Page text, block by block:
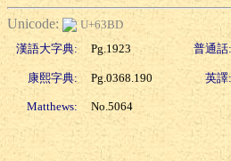
Unicode:
U+63BD
漢語大字典:
Pg.1923 普通話:
康熙字典: Pg.0368.190 英譯:
Matthews: No.5064